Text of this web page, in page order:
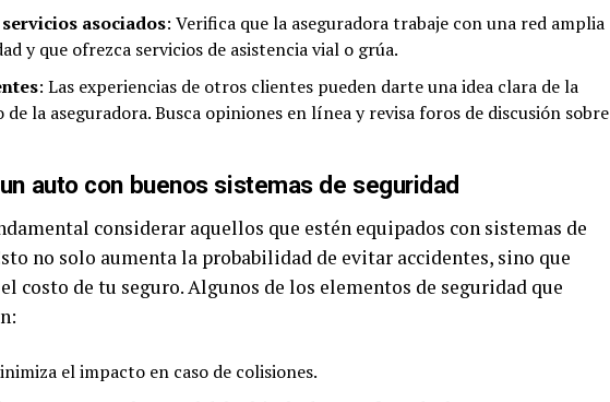
asociados: Verifica que la aseguradora trabaje con una red amplia
y que ofrezca servicios de asistencia vial o grúa.
: Las experiencias de otros clientes pueden darte una idea clara de la
de la aseguradora. Busca opiniones en línea y revisa foros de discusión sobre
auto con buenos sistemas de seguridad
considerar aquellos que estén equipados con sistemas de
no solo aumenta la probabilidad de evitar accidentes, sino que
costo de tu seguro. Algunos de los elementos de seguridad que
el impacto en caso de colisiones.